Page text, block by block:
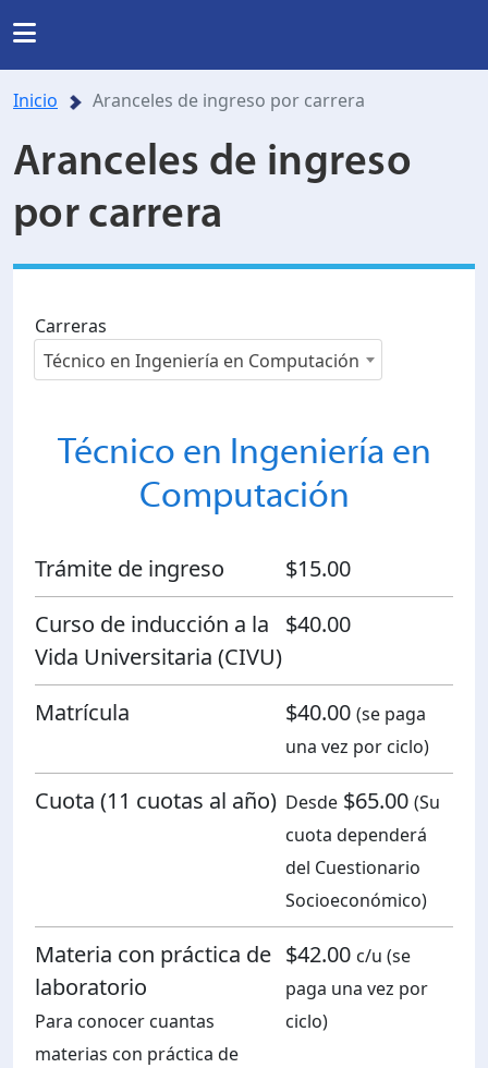
INSTITUCIONAL
Somos UDB
Nuestra historia
Mundo salesiano
Institucional
Capacitación Institucional
Estructura organizativa
Rector
de Gestión Institucional
de Administración y Finanzas
Y PROGRAMAS
Listado de carreras
Posgrados
Facultades y Escuelas
estudiantiles
INVESTIGACIÓN
Presentación
formación en investigación
y agenda de investigación
de investigación
Noticias
Inicio Aranceles de ingreso por carrera
Aranceles de ingreso
por carrera
Cotizador
Carreras
Técnico en Ingeniería en Computación
Técnico en Ingeniería en
Computación
Trámite de ingreso
$15.00
Curso de inducción a la
Vida Universitaria (CIVU)
$40.00
Matrícula $40.00(se paga
una vez por ciclo)
Cuota (11 cuotas al año) Desde $65.00(Su
cuota dependerá
del Cuestionario
Socioeconómico)
Materia con práctica de
laboratorio
Para conocer cuantas
materias con práctica de
$42.00 c/u (se
paga una vez por
ciclo)